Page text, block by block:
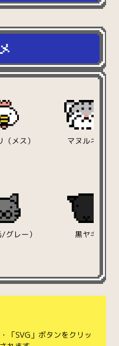
（メス） マヌルネコ
グレー） 黒ヤギ
「SVG」ボタンをクリッ